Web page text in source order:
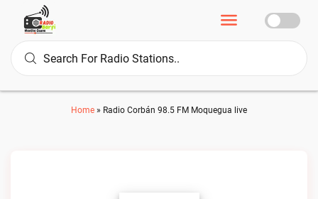
Home » Radio Corbán 98.5 FM Moquegua live